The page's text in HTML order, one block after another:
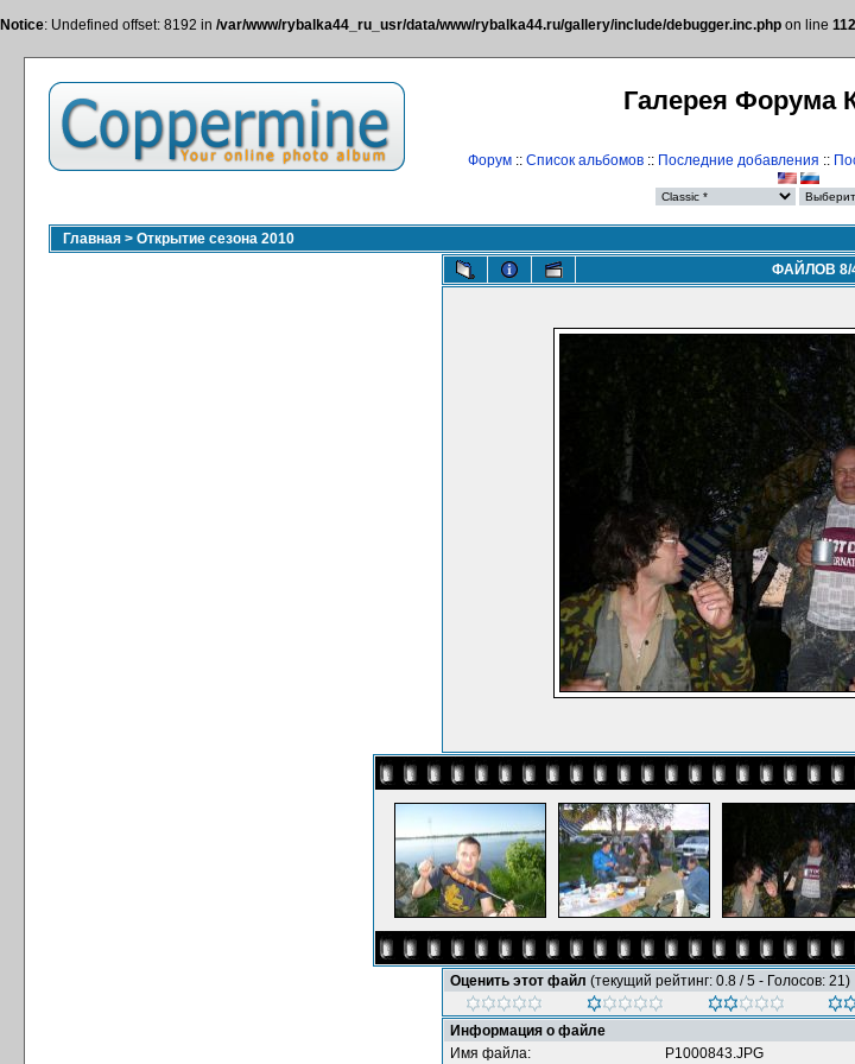
Notice: Undefined offset: 8192 in /var/www/rybalka44_ru_usr/data/www/rybalka44.ru/gallery/include/debugger.inc.php on line 112
Галерея Форума
Форум:: Список альбомов:: Последние добавления ::
Главная > Открытие сезона 2010
ФАЙЛОВ 8/
Оценить этот файл (текущий рейтинг: 0.8 / 5 - Голосов: 21)
Информация о файле
Имя файла:
P1000843.JPG